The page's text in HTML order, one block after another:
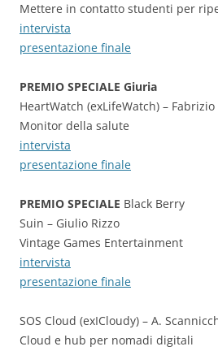
Mettere in contatto studenti per
intervista
presentazione finale
PREMIO SPECIALE Giuria
HeartWatch (exLifeWatch) –
Monitor della salute
intervista
presentazione finale
PREMIO SPECIALE Black Berry
Suin – Giulio Rizzo
Vintage Games Entertainment
intervista
presentazione finale
SOS Cloud (exICloudy) – A.
Cloud e hub per nomadi digitali